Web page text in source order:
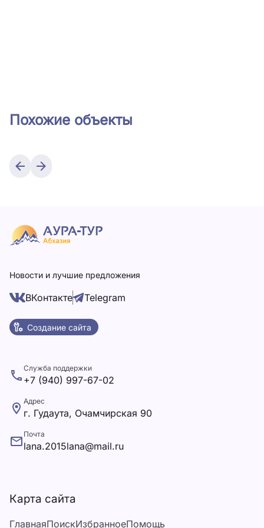
Похожие объекты
Новости и лучшие предложения
ВКонтакте Telegram
Создание сайта
Карта сайта
ГлавнаяПоискИзбранноеПомощь
Служба поддержки
+7 (940) 997-67-02
Адрес
г. Гудаута, Очамчирская 90
Почта
lana.2015lana@mail.ru